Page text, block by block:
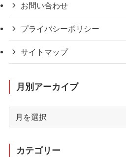
お問い合わせ
プライバシーポリシー
サイトマップ
月別アーカイブ
カテゴリー